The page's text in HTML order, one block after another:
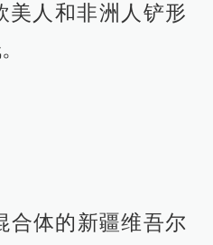
美人和非洲人铲形
合体的新疆维吾尔